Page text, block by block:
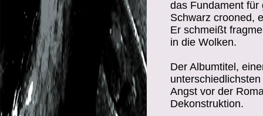
das Fundament für
Schwarz crooned,
Er schmeißt
in die Wolken.
Der Albumtitel,
Angst vor der
Dekonstruktion.